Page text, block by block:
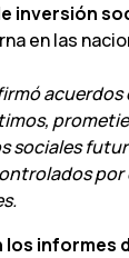
inversión
en las
sociales
por
los informes